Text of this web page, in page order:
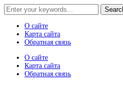
О сайте
Карта сайта
Обратная связь
О сайте
Карта сайта
Обратная связь